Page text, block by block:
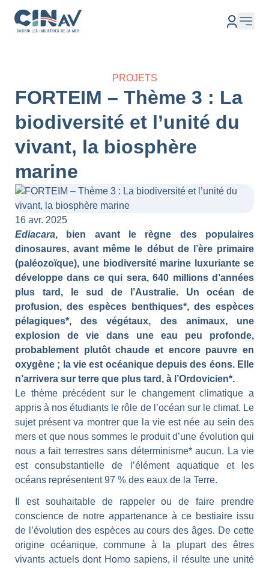
PROJETS
FORTEIM – Thème 3 : La
biodiversité et l’unité du
vivant, la biosphère
marine
16 avr. 2025
Ediacara, bien avant le règne des populaires
dinosaures, avant même le début de l’ère primaire
(paléozoïque), une biodiversité marine luxuriante se
développe dans ce qui sera, 640 millions d’années
plus tard, le sud de l’Australie. Un océan de
profusion, des espèces benthiques*, des espèces
pélagiques*, des végétaux, des animaux, une
explosion de vie dans une eau peu profonde,
probablement plutôt chaude et encore pauvre en
oxygène ; la vie est océanique depuis des éons. Elle
n’arrivera sur terre que plus tard, à l’Ordovicien*.
Le thème précédent sur le changement climatique a
appris à nos étudiants le rôle de l’océan sur le climat. Le
sujet présent va montrer que la vie est née au sein des
mers et que nous sommes le produit d’une évolution qui
nous a fait terrestres sans déterminisme* aucun. La vie
est consubstantielle de l’élément aquatique et les
océans représentent 97 % des eaux de la Terre.
Il est souhaitable de rappeler ou de faire prendre
conscience de notre appartenance à ce bestiaire issu
de l’évolution des espèces au cours des âges. De cette
origine océanique, commune à la plupart des êtres
vivants actuels dont Homo sapiens, il résulte une unité